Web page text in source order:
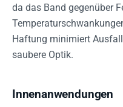
da das Band gegenüber
Haftung minimiert
saubere Optik.
Innenanwendungen